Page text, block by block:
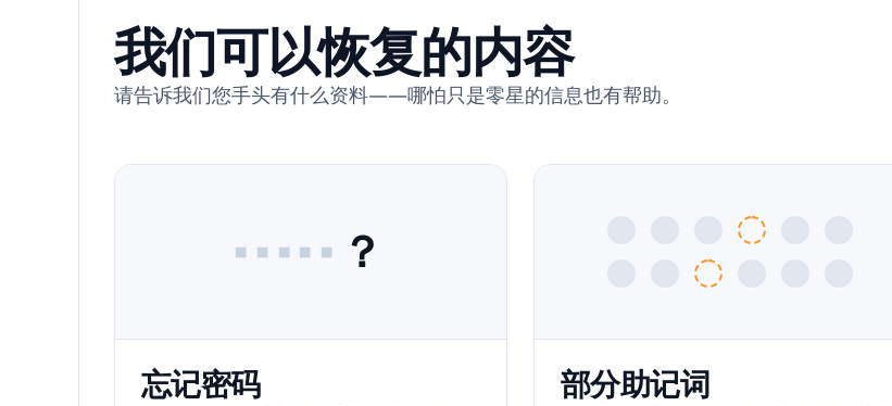
我们可以恢复的内容
请告诉我们您手头有什么资料——哪怕只是零星的信息也有帮助。
••••• ？
忘记密码 部分助记词